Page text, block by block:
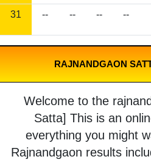
31 -- -- -- --
RAJNANDGAON
Welcome to the
Satta] This is an
everything you might
Rajnandgaon results